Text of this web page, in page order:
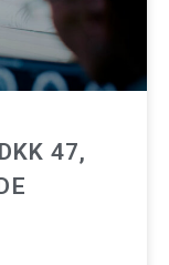
47,